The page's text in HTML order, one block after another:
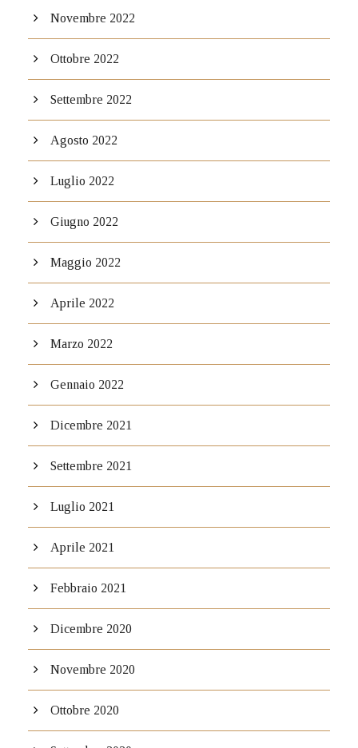
Novembre 2022
Ottobre 2022
Settembre 2022
Agosto 2022
Luglio 2022
Giugno 2022
Maggio 2022
Aprile 2022
Marzo 2022
Gennaio 2022
Dicembre 2021
Settembre 2021
Luglio 2021
Aprile 2021
Febbraio 2021
Dicembre 2020
Novembre 2020
Ottobre 2020